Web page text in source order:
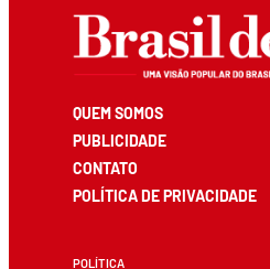
QUEM SOMOS
PUBLICIDADE
CONTATO
POLÍTICA DE PRIVACIDADE
POLÍTICA